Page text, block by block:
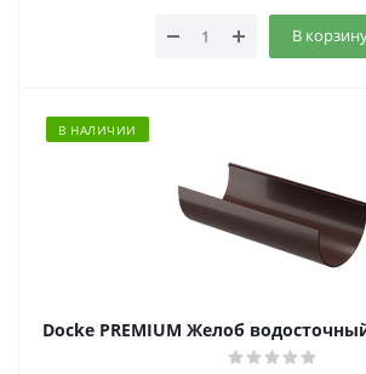
В
В НАЛИЧИИ
Docke PREMIUM Желоб